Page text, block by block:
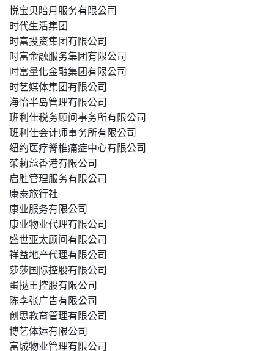
悦宝贝陪月服务有限公司
时代生活集团
时富投资集团有限公司
时富金融服务集团有限公司
时富量化金融集团有限公司
时艺媒体集团有限公司
海怡半岛管理有限公司
班利仕税务顾问事务所有限公司
班利仕会计师事务所有限公司
纽约医疗脊椎痛症中心有限公司
茱莉蔻香港有限公司
启胜管理服务有限公司
康泰旅行社
康业服务有限公司
康业物业代理有限公司
盛世亚太顾问有限公司
祥益地产代理有限公司
莎莎国际控股有限公司
蛋挞王控股有限公司
陈李张广告有限公司
创思教育管理有限公司
博艺体运有限公司
富城物业管理有限公司